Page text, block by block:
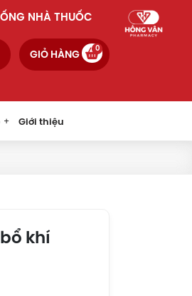
NHÀ THUỐC
GIỎ HÀNG
0
Giới thiệu
khí